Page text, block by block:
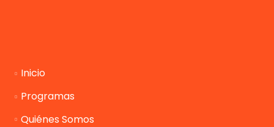
Inicio
Programas
Quiénes Somos